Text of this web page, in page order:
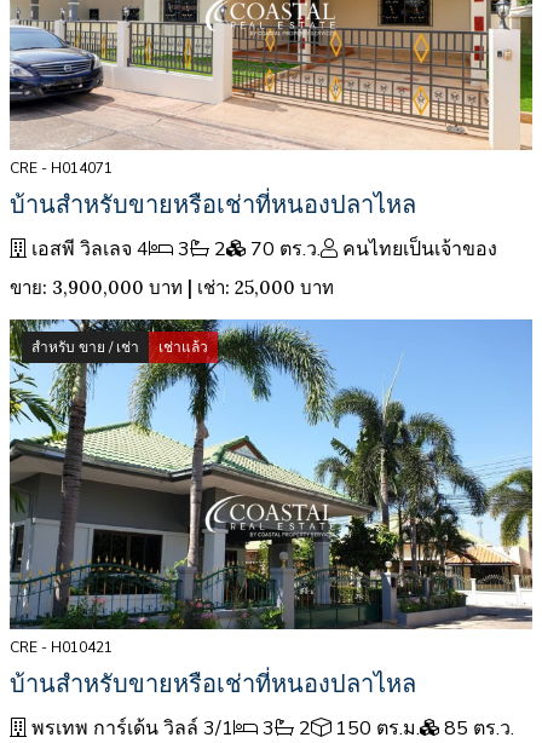
CRE - H014071
บ้านสำหรับขายหรือเช่าที่หนองปลาไหล
เอสพี วิลเลจ 4 3 2 70 ตร.ว. คนไทยเป็นเจ้าของ
ขาย: 3,900,000 บาท | เช่า: 25,000 บาท
สำหรับ ขาย / เช่า เช่าแล้ว
CRE - H010421
บ้านสำหรับขายหรือเช่าที่หนองปลาไหล
พรเทพ การ์เด้น วิลล์ 3/1 3 2 150 ตร.ม.
85 ตร.ว.